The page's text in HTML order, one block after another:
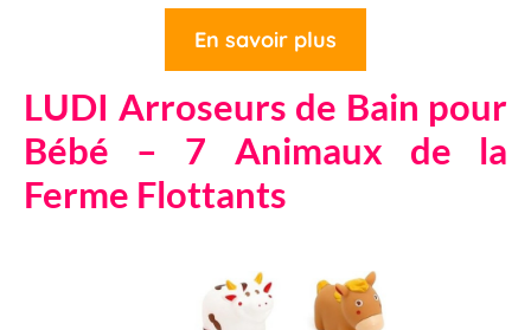
En savoir plus
LUDI Arroseurs de Bain pour
Bébé – 7 Animaux de la
Ferme Flottants